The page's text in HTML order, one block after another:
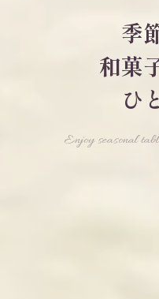
季
和菓
ひ
Enjoy seasonal